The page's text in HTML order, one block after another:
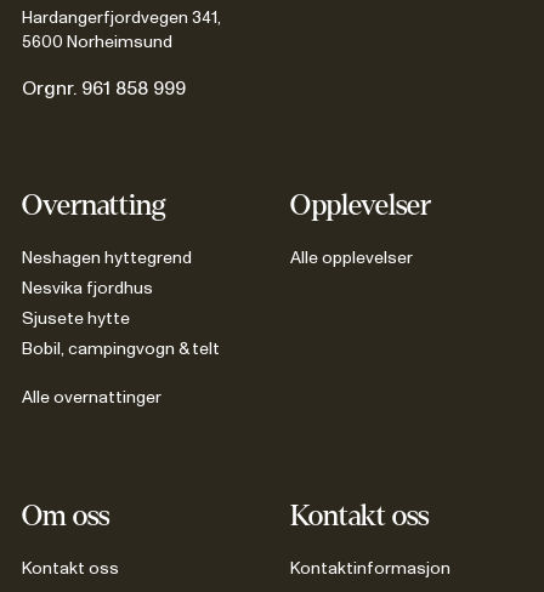
Hardangerfjordvegen 341,
5600 Norheimsund
Orgnr. 961 858 999
Overnatting
Neshagen hyttegrend
Nesvika fjordhus
Sjusete hytte
Bobil, campingvogn & telt
Alle overnattinger
Opplevelser
Alle opplevelser
Om oss
Kontakt oss
Kontakt oss
Kontaktinformasjon